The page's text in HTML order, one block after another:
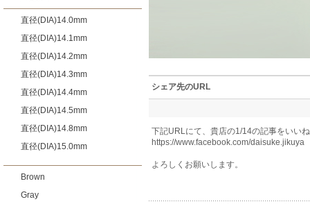
直径(DIA)14.0mm
直径(DIA)14.1mm
直径(DIA)14.2mm
直径(DIA)14.3mm
直径(DIA)14.4mm
直径(DIA)14.5mm
直径(DIA)14.8mm
直径(DIA)15.0mm
Brown
Gray
シェア先のURL
下記URLにて、貴店の1/14の記事をいい
https://www.facebook.com/daisuke.jikuya
よろしくお願いします。